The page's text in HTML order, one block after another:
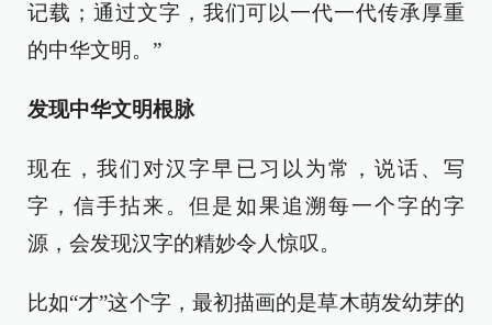
记载；通过文字，我们可以一代一代传承厚重
的中华文明。”
发现中华文明根脉
现在，我们对汉字早已习以为常，说话、写
字，信手拈来。但是如果追溯每一个字的字
源，会发现汉字的精妙令人惊叹。
比如“才”这个字，最初描画的是草木萌发幼芽的